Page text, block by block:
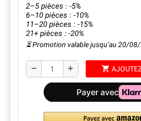
2–5 pièces : -5%
6–10 pièces : -10%
11–20 pièces : -15%
21+ pièces : -20%
⏳ Promotion valable jusqu’au 20/
remove add shopping_cart